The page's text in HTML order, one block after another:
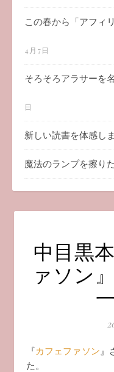
この春から「アフィ
4月7日
そろそろアラサーを
日
新しい読書を体感し
魔法のランプを擦り
中目黒
ァソン
『 カフェファソン』
た。